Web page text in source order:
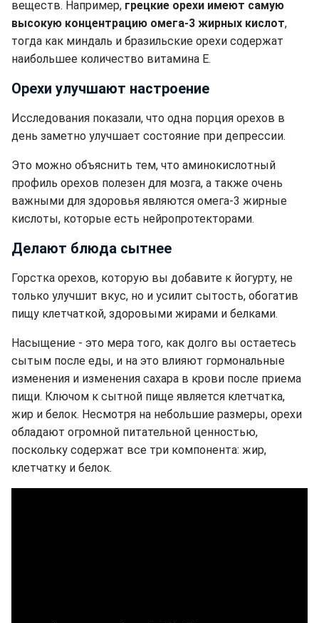
веществ. Например, грецкие орехи имеют самую
высокую концентрацию омега-3 жирных кислот,
тогда как миндаль и бразильские орехи содержат
наибольшее количество витамина Е.
Орехи улучшают настроение
Исследования показали, что одна порция орехов в
день заметно улучшает состояние при депрессии.
Это можно объяснить тем, что аминокислотный
профиль орехов полезен для мозга, а также очень
важными для здоровья являются омега-3 жирные
кислоты, которые есть нейропротекторами.
Делают блюда сытнее
Горстка орехов, которую вы добавите к йогурту, не
только улучшит вкус, но и усилит сытость, обогатив
пищу клетчаткой, здоровыми жирами и белками.
Насыщение - это мера того, как долго вы остаетесь
сытым после еды, и на это влияют гормональные
изменения и изменения сахара в крови после приема
пищи. Ключом к сытной пище является клетчатка,
жир и белок. Несмотря на небольшие размеры, орехи
обладают огромной питательной ценностью,
поскольку содержат все три компонента: жир,
клетчатку и белок.